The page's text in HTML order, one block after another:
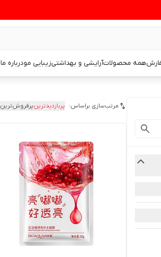
همه محصولاتآرایشی و بهداشتیزیبایی مودرباره ما
مرتب‌سازی براساس: پربازدیدترینپرفروش‌ترین